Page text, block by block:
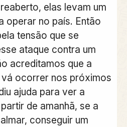
elas levam um
operar no país. Então
tensão que se
ataque contra um
acreditamos que a
ocorrer nos próximos
ajuda para ver a
de amanhã, se a
conseguir um